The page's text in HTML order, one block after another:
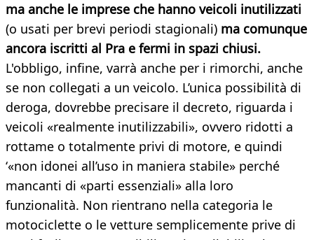
ma anche le imprese che hanno veicoli inutilizzati
(o usati per brevi periodi stagionali) ma comunque
ancora iscritti al Pra e fermi in spazi chiusi.
L'obbligo, infine, varrà anche per i rimorchi, anche
se non collegati a un veicolo. L’unica possibilità di
deroga, dovrebbe precisare il decreto, riguarda i
veicoli «realmente inutilizzabili», ovvero ridotti a
rottame o totalmente privi di motore, e quindi
‘«non idonei all’uso in maniera stabile» perché
mancanti di «parti essenziali» alla loro
funzionalità. Non rientrano nella categoria le
motociclette o le vetture semplicemente prive di